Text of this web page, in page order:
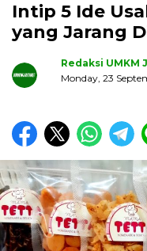
Intip 5 Ide
yang Jarang
Redaksi UMKM
Monday, 23